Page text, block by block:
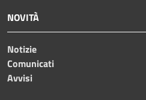
NOVITÀ
Notizie
Comunicati
Avvisi